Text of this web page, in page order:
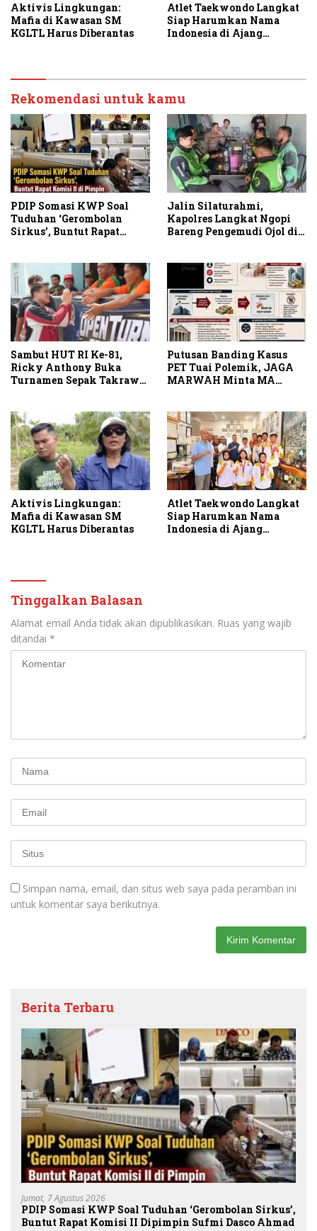
Aktivis Lingkungan:
Mafia di Kawasan SM
KGLTL Harus Diberantas
Atlet Taekwondo Langkat
Siap Harumkan Nama
Indonesia di Ajang
Rekomendasi untuk kamu
PDIP Somasi KWP Soal
Tuduhan ‘Gerombolan
Sirkus’, Buntut Rapat
Jalin Silaturahmi,
Kapolres Langkat Ngopi
Bareng Pengemudi Ojol di
Sambut HUT RI Ke-81,
Ricky Anthony Buka
Turnamen Sepak Takraw
Putusan Banding Kasus
PET Tuai Polemik, JAGA
MARWAH Minta MA
Aktivis Lingkungan:
Mafia di Kawasan SM
KGLTL Harus Diberantas
Atlet Taekwondo Langkat
Siap Harumkan Nama
Indonesia di Ajang
Tinggalkan Balasan
Alamat email Anda tidak akan dipublikasikan. Ruas yang wajib
ditandai *
Simpan nama, email, dan situs web saya pada peramban ini
untuk komentar saya berikutnya.
Berita Terbaru
Jumat, 7 Agustus 2026
PDIP Somasi KWP Soal Tuduhan ‘Gerombolan Sirkus’,
Buntut Rapat Komisi II Dipimpin Sufmi Dasco Ahmad